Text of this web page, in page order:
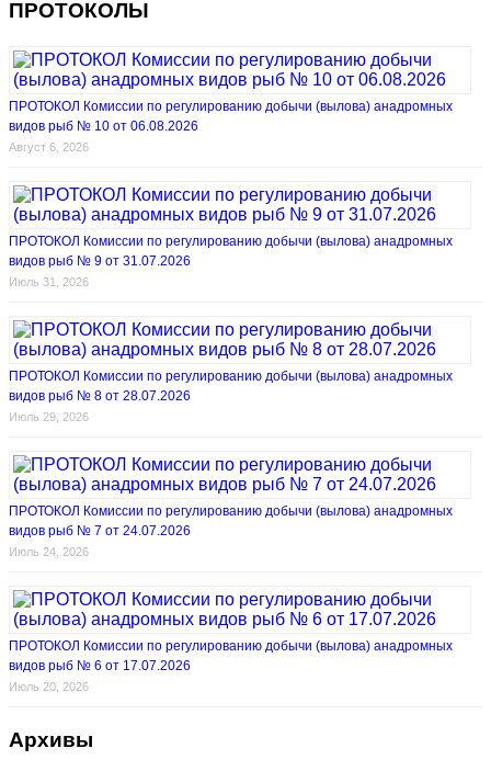
ПРОТОКОЛЫ
ПРОТОКОЛ Комиссии по регулированию добычи (вылова) анадромных
видов рыб № 10 от 06.08.2026
Август 6, 2026
ПРОТОКОЛ Комиссии по регулированию добычи (вылова) анадромных
видов рыб № 9 от 31.07.2026
Июль 31, 2026
ПРОТОКОЛ Комиссии по регулированию добычи (вылова) анадромных
видов рыб № 8 от 28.07.2026
Июль 29, 2026
ПРОТОКОЛ Комиссии по регулированию добычи (вылова) анадромных
видов рыб № 7 от 24.07.2026
Июль 24, 2026
ПРОТОКОЛ Комиссии по регулированию добычи (вылова) анадромных
видов рыб № 6 от 17.07.2026
Июль 20, 2026
Архивы